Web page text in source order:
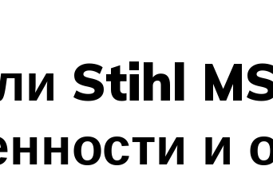
Stihl
и